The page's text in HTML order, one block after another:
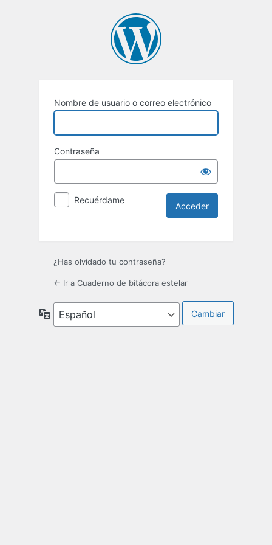
Nombre de usuario o correo electrónico
Contraseña
Recuérdame
¿Has olvidado tu contraseña?
← Ir a Cuaderno de bitácora estelar
Idioma